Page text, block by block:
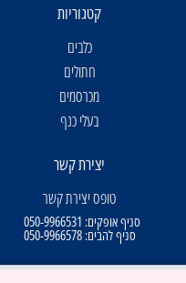
קטגוריות
כלבים
חתולים
מכרסמים
בעלי כנף
יצירת קשר
טופס יצירת קשר
סניף אופקים: 050-9966531
סניף להבים:050-9966578